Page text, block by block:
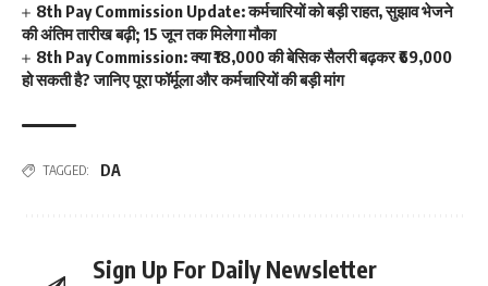
8th Pay Commission Update: कर्मचारियों को बड़ी राहत, सुझाव भेजने
की अंतिम तारीख बढ़ी; 15 जून तक मिलेगा मौका
8th Pay Commission: क्या ₹18,000 की बेसिक सैलरी बढ़कर ₹69,000
हो सकती है? जानिए पूरा फॉर्मूला और कर्मचारियों की बड़ी मांग
TAGGED: DA
Sign Up For Daily Newsletter